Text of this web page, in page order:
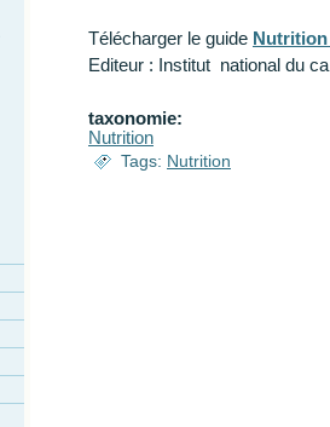
Télécharger le guide
Editeur : Institut national du
taxonomie:
Nutrition
Tags: Nutrition